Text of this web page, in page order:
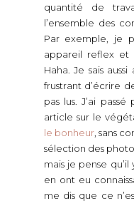
quantité de
l’ensemble des
Par exemple, je
appareil reflex et
Haha. Je sais
frustrant d’écrire
pas lus. J’ai
article sur le
le bonheur, sans
sélection des
mais je pense
en ont eu
me dis que ce